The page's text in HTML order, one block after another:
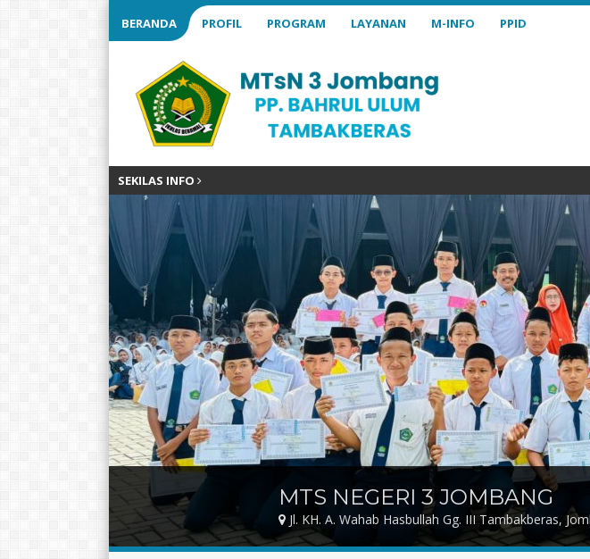
BERANDA PROFIL PROGRAM LAYANAN M-INFO PPID
SEKILAS INFO /
MTS NEGERI 3 JOMBANG
Jl. KH. A. Wahab Hasbullah Gg. III Tambakberas,